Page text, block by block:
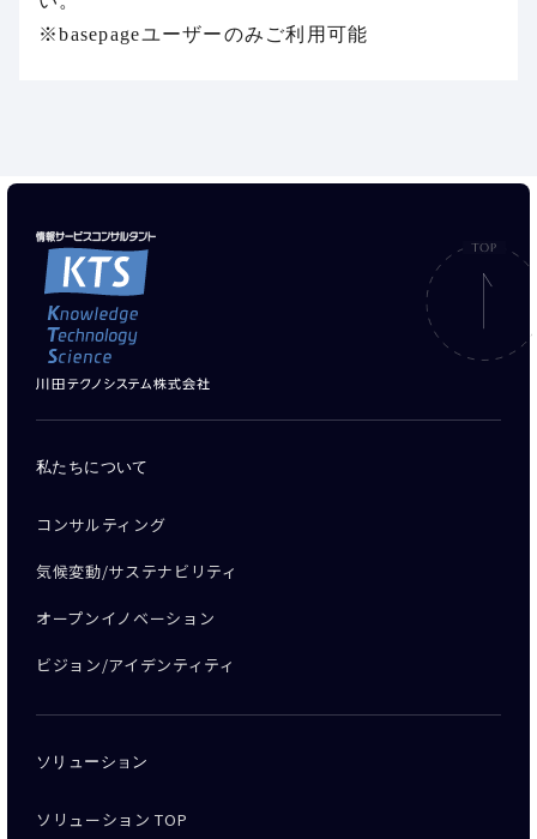
※basepageユーザーのみご利用可能
私たちについて
コンサルティング
気候変動/サステナビリティ
オープンイノベーション
ビジョン/アイデンティティ
ソリューション
ソリューション TOP